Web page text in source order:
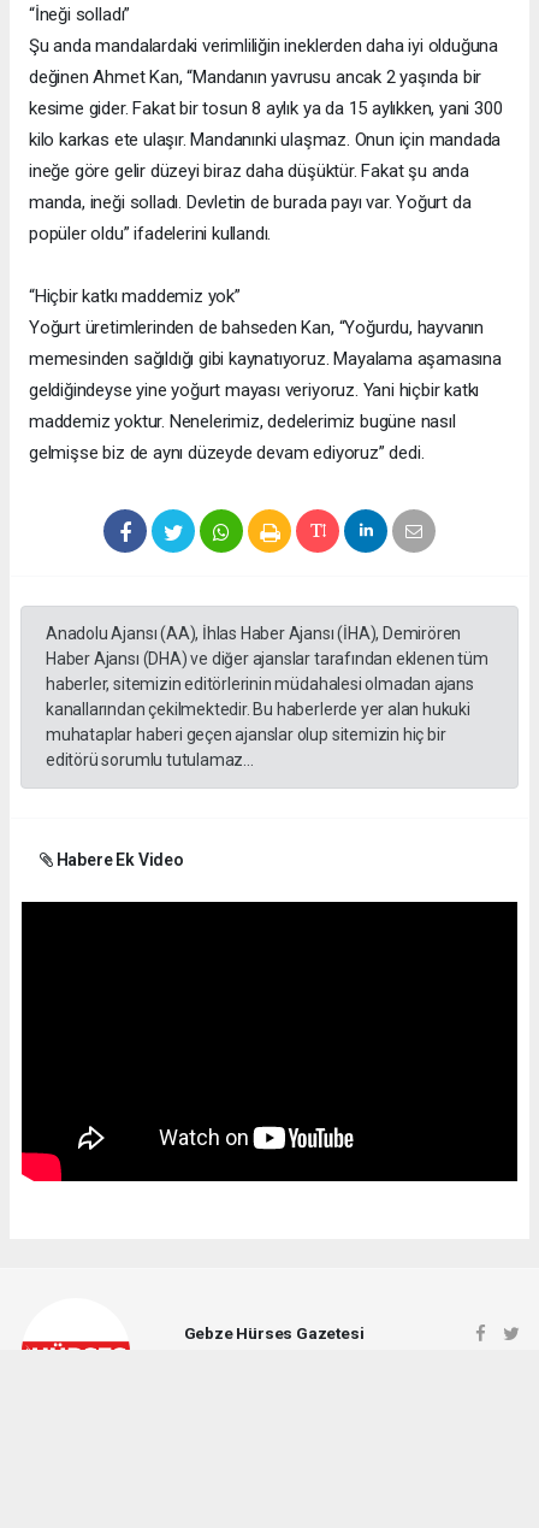
“İneği solladı”
Şu anda mandalardaki verimliliğin ineklerden daha iyi olduğuna
değinen Ahmet Kan, “Mandanın yavrusu ancak 2 yaşında bir
kesime gider. Fakat bir tosun 8 aylık ya da 15 aylıkken, yani 300
kilo karkas ete ulaşır. Mandanınki ulaşmaz. Onun için mandada
ineğe göre gelir düzeyi biraz daha düşüktür. Fakat şu anda
manda, ineği solladı. Devletin de burada payı var. Yoğurt da
popüler oldu” ifadelerini kullandı.
“Hiçbir katkı maddemiz yok”
Yoğurt üretimlerinden de bahseden Kan, “Yoğurdu, hayvanın
memesinden sağıldığı gibi kaynatıyoruz. Mayalama aşamasına
geldiğindeyse yine yoğurt mayası veriyoruz. Yani hiçbir katkı
maddemiz yoktur. Nenelerimiz, dedelerimiz bugüne nasıl
gelmişse biz de aynı düzeyde devam ediyoruz” dedi.
Anadolu Ajansı (AA), İhlas Haber Ajansı (İHA), Demirören
Haber Ajansı (DHA) ve diğer ajanslar tarafından eklenen tüm
haberler, sitemizin editörlerinin müdahalesi olmadan ajans
kanallarından çekilmektedir. Bu haberlerde yer alan hukuki
muhataplar haberi geçen ajanslar olup sitemizin hiç bir
editörü sorumlu tutulamaz...
Habere Ek Video
Gebze Hürses Gazetesi